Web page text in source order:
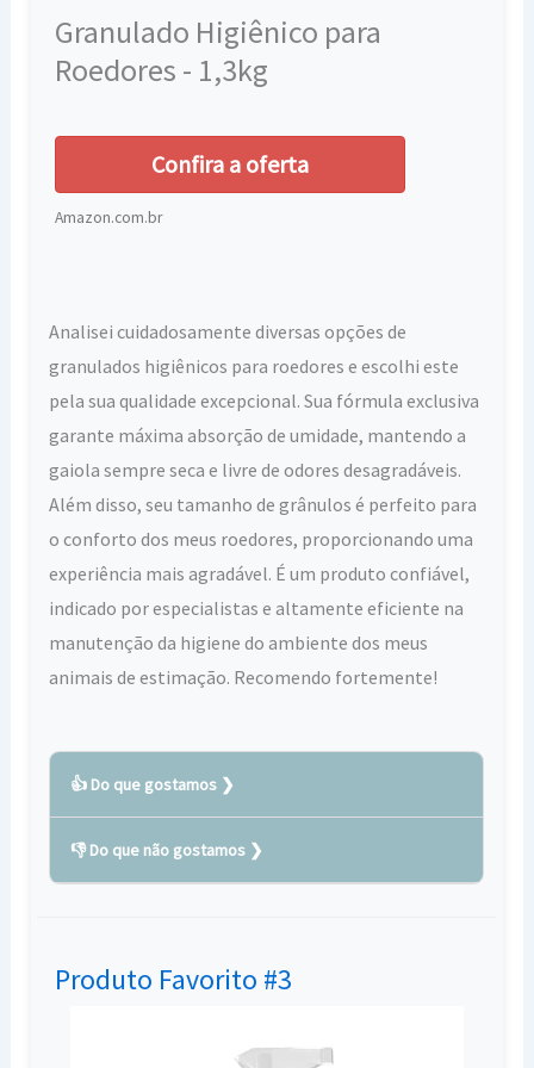
Granulado Higiênico para
Roedores - 1,3kg
Confira a oferta
Amazon.com.br
Analisei cuidadosamente diversas opções de
granulados higiênicos para roedores e escolhi este
pela sua qualidade excepcional. Sua fórmula exclusiva
garante máxima absorção de umidade, mantendo a
gaiola sempre seca e livre de odores desagradáveis.
Além disso, seu tamanho de grânulos é perfeito para
o conforto dos meus roedores, proporcionando uma
experiência mais agradável. É um produto confiável,
indicado por especialistas e altamente eficiente na
manutenção da higiene do ambiente dos meus
animais de estimação. Recomendo fortemente!
👍 Do que gostamos
Granulado de alta qualidade e higiênico
gaiola seca por mais tempo
👎 Do que não gostamos
material para a higiene de roedores.
granulado não é agradável, podendo se
Produto Favorito #3